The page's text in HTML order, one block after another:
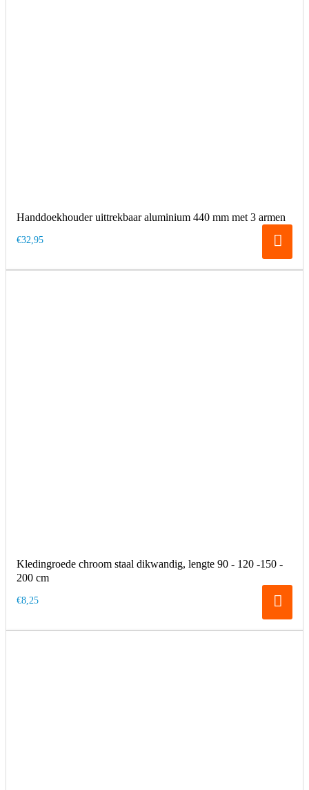
Handdoekhouder uittrekbaar aluminium 440 mm met 3 armen
€32,95
Kledingroede chroom staal dikwandig, lengte 90 - 120 -150 -
200 cm
€8,25